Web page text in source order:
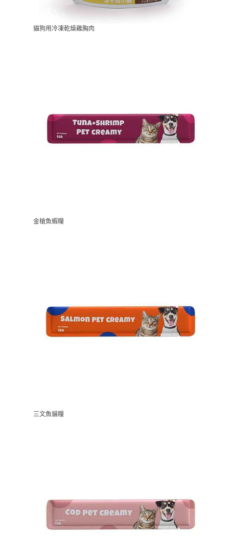
貓狗用冷凍乾燥雞胸肉
金槍魚蝦糧
三文魚貓糧